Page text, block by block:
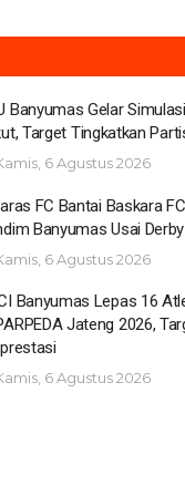
Banyumas Gelar
Target Tingkatkan
6 Agustus 2026
FC Bantai Baskara
Banyumas Usai
6 Agustus 2026
Banyumas Lepas 16
Jateng 2026,
6 Agustus 2026